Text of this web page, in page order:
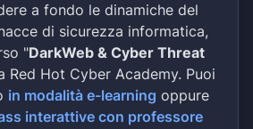
a fondo le dinamiche del
di sicurezza informatica,
"DarkWeb & Cyber Threat
Red Hot Cyber Academy. Puoi
in modalità e-learning oppure
interattive con professore